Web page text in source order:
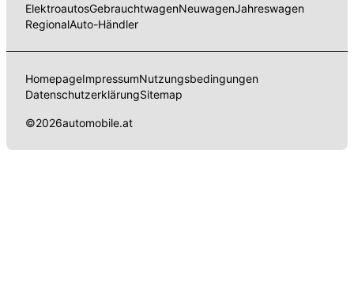
ElektroautosGebrauchtwagenNeuwagenJahreswagen
RegionalAuto-Händler
HomepageImpressumNutzungsbedingungen
DatenschutzerklärungSitemap
©2026automobile.at